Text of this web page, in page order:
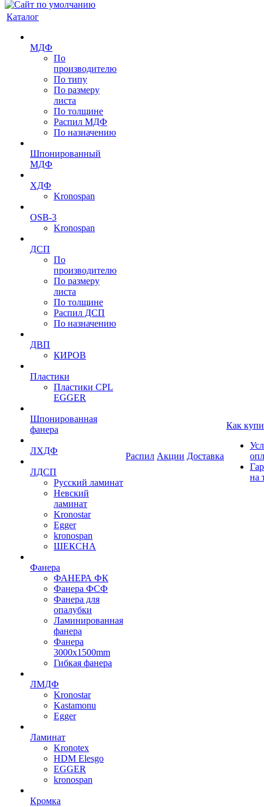
Каталог
МДФ
По
производителю
По типу
По размеру
листа
По толщине
Распил МДФ
По назначению
Шпонированный
МДФ
ХДФ
Kronospan
OSB-3
Kronospan
ДСП
По
производителю
По размеру
листа
По толщине
Распил ДСП
По назначению
ДВП
КИРОВ
Пластики
Пластики CPL
EGGER
Шпонированная
фанера
ЛХДФ
ЛДСП
Русский ламинат
Невский
ламинат
Kronostar
Egger
kronospan
ШЕКСНА
Фанера
ФАНЕРА ФК
Фанера ФСФ
Фанера для
опалубки
Ламинированная
фанера
Фанера
3000х1500mm
Гибкая фанера
ЛМДФ
Kronostar
Kastamonu
Egger
Ламинат
Kronotex
HDM Elesgo
EGGER
kronospan
Кромка
Распил Акции Доставка
Как
на